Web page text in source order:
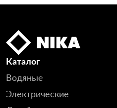
Каталог
Водяные
Электрические